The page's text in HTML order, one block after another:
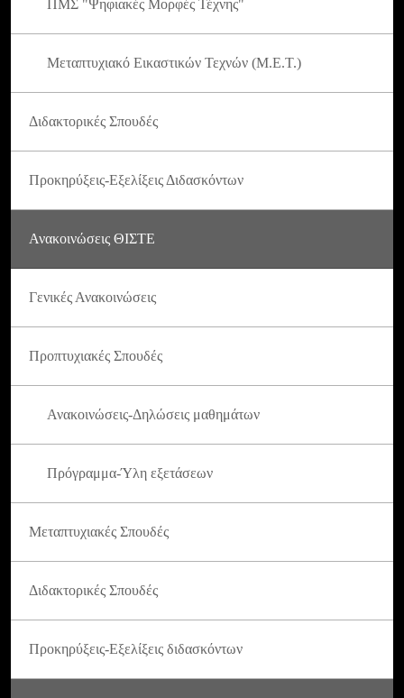
ΠΜΣ "Ψηφιακές Μορφές Τέχνης"
Μεταπτυχιακό Εικαστικών Τεχνών (Μ.Ε.Τ.)
Διδακτορικές Σπουδές
Προκηρύξεις-Εξελίξεις Διδασκόντων
Ανακοινώσεις ΘΙΣΤΕ
Γενικές Ανακοινώσεις
Προπτυχιακές Σπουδές
Ανακοινώσεις-Δηλώσεις μαθημάτων
Πρόγραμμα-Ύλη εξετάσεων
Μεταπτυχιακές Σπουδές
Διδακτορικές Σπουδές
Προκηρύξεις-Εξελίξεις διδασκόντων